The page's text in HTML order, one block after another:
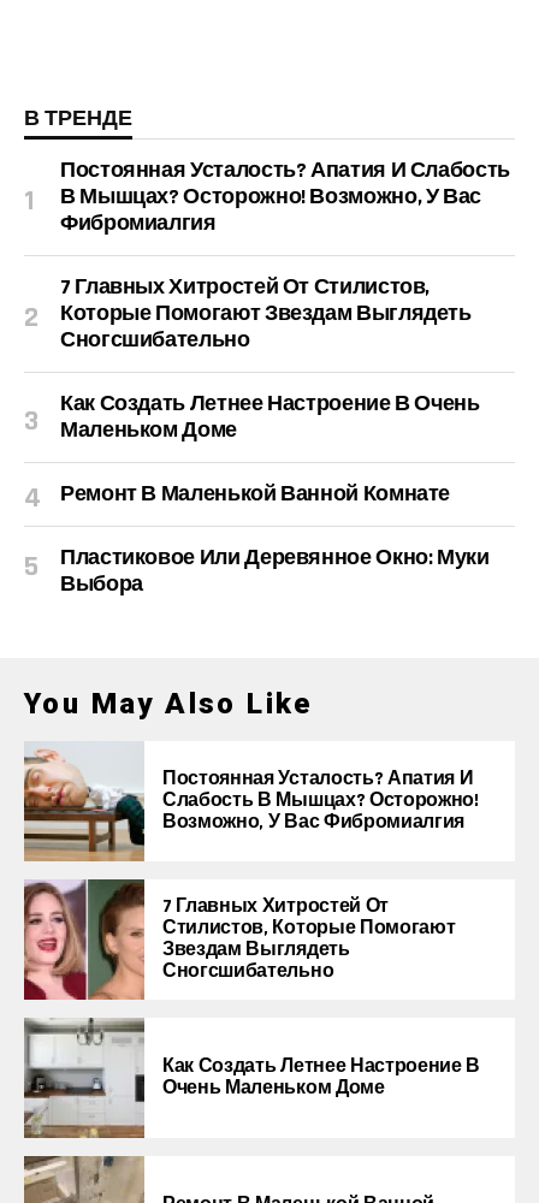
В ТРЕНДЕ
Постоянная Усталость? Апатия И Слабость
В Мышцах? Осторожно! Возможно, У Вас
Фибромиалгия
7 Главных Хитростей От Стилистов,
Которые Помогают Звездам Выглядеть
Сногсшибательно
Как Создать Летнее Настроение В Очень
Маленьком Доме
Ремонт В Маленькой Ванной Комнате
Пластиковое Или Деревянное Окно: Муки
Выбора
You May Also Like
Постоянная Усталость? Апатия И
Слабость В Мышцах? Осторожно!
Возможно, У Вас Фибромиалгия
7 Главных Хитростей От
Стилистов, Которые Помогают
Звездам Выглядеть
Сногсшибательно
Как Создать Летнее Настроение В
Очень Маленьком Доме